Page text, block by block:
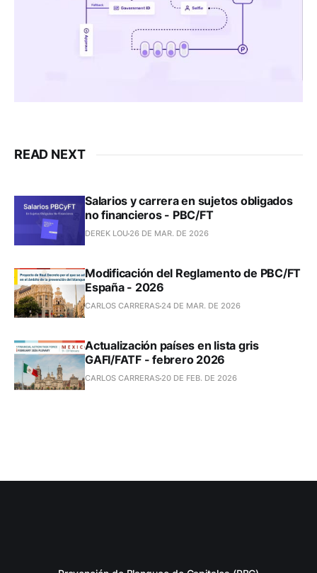
READ NEXT
Salarios y carrera en sujetos obligados
no financieros - PBC/FT
DEREK LOU 26 DE MAR. DE 2026
Modificación del Reglamento de PBC/FT
España - 2026
CARLOS CARRERAS 24 DE MAR. DE 2026
Actualización países en lista gris
GAFI/FATF - febrero 2026
CARLOS CARRERAS 20 DE FEB. DE 2026